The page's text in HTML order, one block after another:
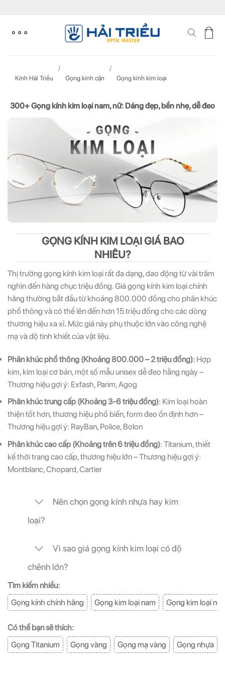
content
Kính Hải Triều Gọng kính cận Gọng kính kim loại
300+ Gọng kính kim loại nam, nữ: Dáng đẹp, bền nhẹ, dễ đeo
GỌNG KÍNH KIM LOẠI GIÁ BAO
NHIÊU?
Thị trường gọng kính kim loại rất đa dạng, dao động từ vài trăm
nghìn đến hàng chục triệu đồng.Giá gọng kính kim loại chính
hãng thường bắt đầu từ khoảng 800.000 đồng cho phân khúc
phổ thông và có thể lên đến hơn 15 triệu đồng cho các dòng
thương hiệu xa xỉ. Mức giá này phụ thuộc lớn vào công nghệ
mạ và độ tinh khiết của vật liệu.
Phân khúc phổ thông (Khoảng 800.000 – 2 triệu đồng): Hợp
kim, kim loại cơ bản, một số mẫu unisex dễ đeo hằng ngày –
Thương hiệu gợi ý: Exfash, Parim, Agog
Phân khúc trung cấp (Khoảng 3-6 triệu đồng): Kim loại hoàn
thiện tốt hơn, thương hiệu phổ biến, form đeo ổn định hơn –
Thương hiệu gợi ý: RayBan, Police, Bolon
Phân khúc cao cấp (Khoảng trên 6 triệu đồng): Titanium, thiết
kế thời trang cao cấp, thương hiệu lớn – Thương hiệu gợi ý:
Montblanc, Chopard, Cartier
Nên chọn gọng kính nhựa hay kim
loại?
Vì sao giá gọng kính kim loại có độ
chênh lớn?
Tìm kiếm nhiều:
Gọng kính chính hãng
Gọng kim loại nam Gọng kim loại nữ
Có thể bạn sẽ thích:
Gọng Titanium
Gọng vàng Gọng mạ vàng Gọng nhựa